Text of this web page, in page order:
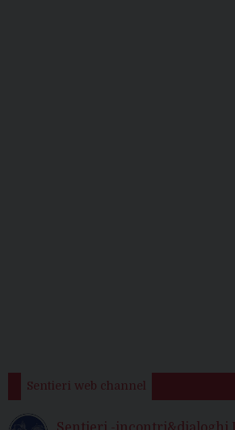
Sentieri web channel